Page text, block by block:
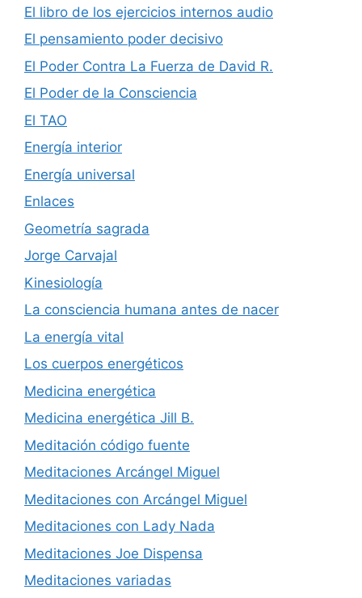
El libro de los ejercicios internos audio
El pensamiento poder decisivo
El Poder Contra La Fuerza de David R.
El Poder de la Consciencia
El TAO
Energía interior
Energía universal
Enlaces
Geometría sagrada
Jorge Carvajal
Kinesiología
La consciencia humana antes de nacer
La energía vital
Los cuerpos energéticos
Medicina energética
Medicina energética Jill B.
Meditación código fuente
Meditaciones Arcángel Miguel
Meditaciones con Arcángel Miguel
Meditaciones con Lady Nada
Meditaciones Joe Dispensa
Meditaciones variadas